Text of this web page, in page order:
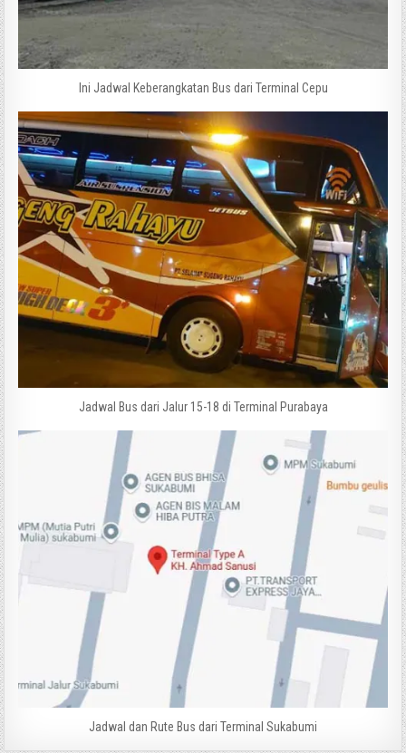
Ini Jadwal Keberangkatan Bus dari Terminal Cepu
Jadwal Bus dari Jalur 15-18 di Terminal Purabaya
Jadwal dan Rute Bus dari Terminal Sukabumi